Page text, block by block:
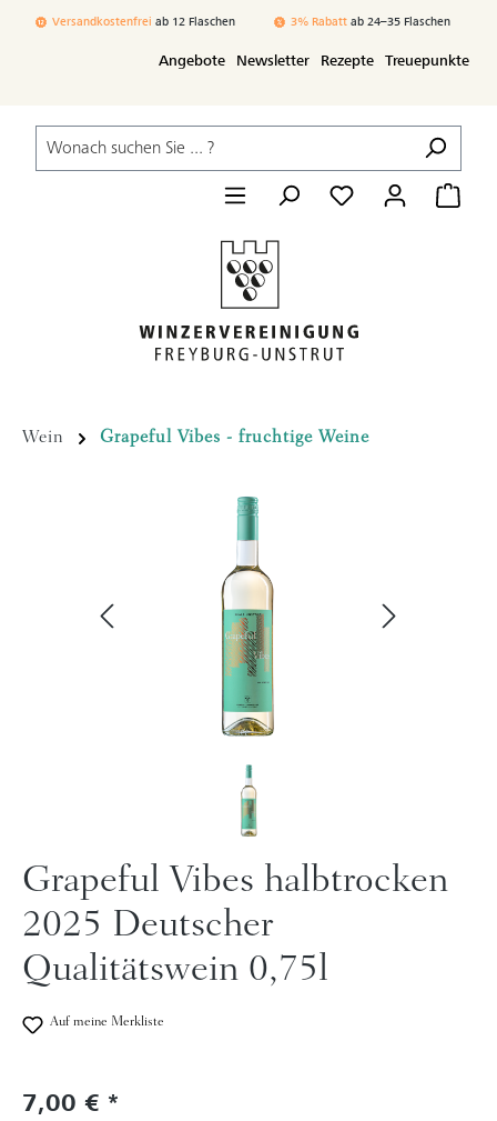
Zum Hauptinhalt springen
Versandkostenfrei ab 12 Flaschen 3% Rabattab 24–35 Flaschen
Angebote Newsletter Rezepte Treuepunkte
Wein Grapeful Vibes - fruchtige Weine
Grapeful Vibes halbtrocken
2025 Deutscher
Qualitätswein 0,75l
Auf meine Merkliste
Regulärer Preis:
7,00 €